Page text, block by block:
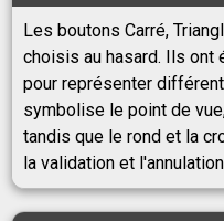
Les boutons Carré,
choisis au hasard. Ils ont
pour représenter
symbolise le point de
tandis que le rond et la
la validation et